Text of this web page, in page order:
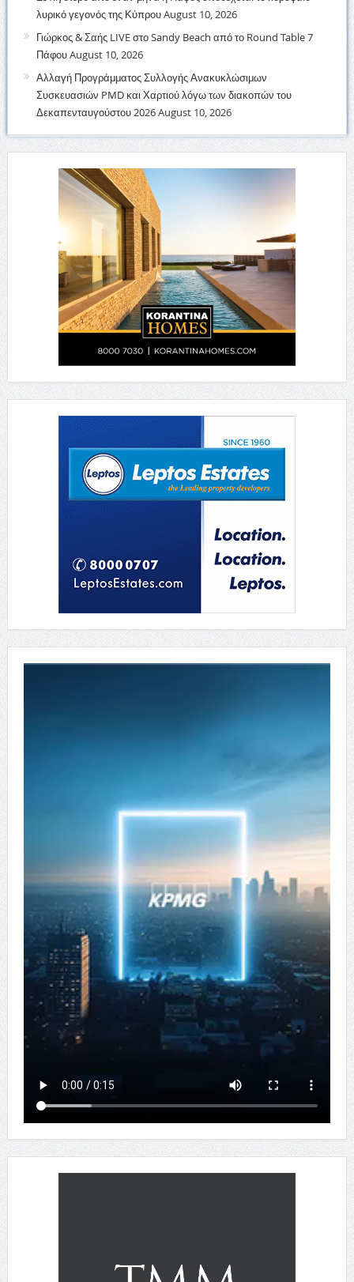
λυρικό γεγονός της ΚύπρουAugust 10, 2026
Γιώρκος & Σαής LIVE στο Sandy Beach από το Round Table 7
ΠάφουAugust 10, 2026
Αλλαγή Προγράμματος Συλλογής Ανακυκλώσιμων
Συσκευασιών PMD και Χαρτιού λόγω των διακοπών του
Δεκαπενταυγούστου 2026August 10, 2026